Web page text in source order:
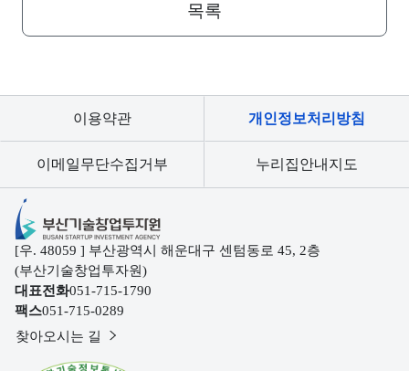
목록
이용약관 개인정보처리방침
이메일무단수집거부 누리집안내지도
부산기술창업투자원
[우. 48059 ] 부산광역시 해운대구 센텀동로 45, 2층
(부산기술창업투자원)
대표전화051-715-1790
팩스051-715-0289
찾아오시는 길